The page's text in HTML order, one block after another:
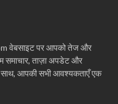
वेबसाइट पर आपको तेज और
समाचार, ताज़ा अपडेट और
साथ, आपकी सभी आवश्यकताएँ एक